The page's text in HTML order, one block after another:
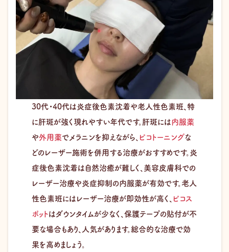
30代・40代は炎症後色素沈着や老人性色素班、特
に肝斑が強く現れやすい年代です。肝斑には内服薬
や外用薬でメラニンを抑えながら、 ピコトーニングな
どのレーザー施術を併用する治療がおすすめです。炎
症後色素沈着は自然治癒が難しく、美容皮膚科での
レーザー治療や炎症抑制の内服薬が有効です。老人
性色素班にはレーザー治療が即効性が高く、 ピコス
ポットはダウンタイムが少なく、保護テープの貼付が不
要な場合もあり、人気があります。総合的な治療で効
果を高めましょう。